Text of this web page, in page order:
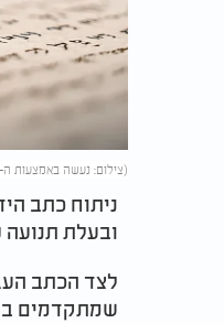
(צילום: נעשה באמצעות ה-AI)
ניתוח כתב
ובעלת
לצד הכתב
שמתקדמים